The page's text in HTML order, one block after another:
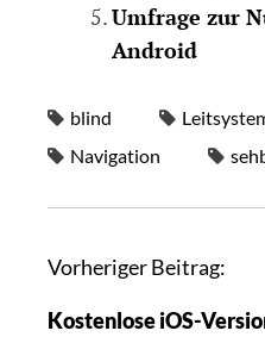
Umfrage zur
Android
blind
Navigation
Vorheriger Beitrag:
Kostenlose iOS-